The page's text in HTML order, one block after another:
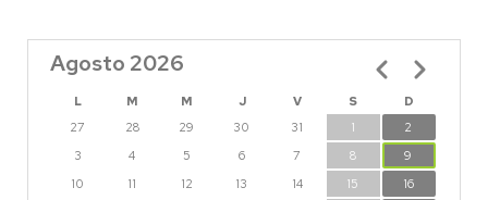
Agosto 2026
L M M J V S
D
27
28 29 30 31 1
2
3
4 5 6 7 8
9
10
11 12 13 14 15
16
Paginación